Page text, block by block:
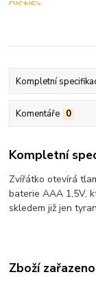
Kompletní
Komentáře 0
Kompletní
Zvířátko otevírá
baterie AAA 1,5V,
skledem již jen
Zboží